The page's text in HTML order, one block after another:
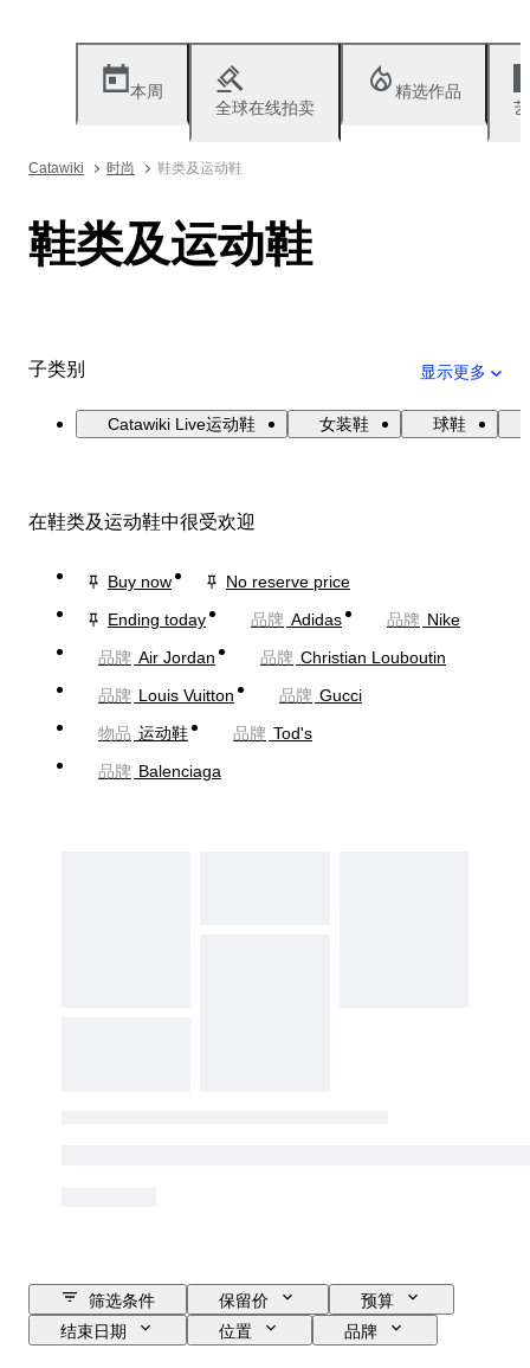
本周
全球在线拍卖
精选作品
Catawiki 时尚 鞋类及运动鞋
鞋类及运动鞋
子类别 显示更多
Catawiki Live运动鞋 女装鞋 球鞋
在鞋类及运动鞋中很受欢迎
Buy now
No reserve price
Ending today
品牌 Adidas 品牌 Nike
品牌 Air Jordan 品牌 Christian Louboutin
品牌 Louis Vuitton 品牌 Gucci
物品 运动鞋 品牌 Tod's
品牌 Balenciaga
筛选条件 保留价
预算
结束日期
位置
品牌